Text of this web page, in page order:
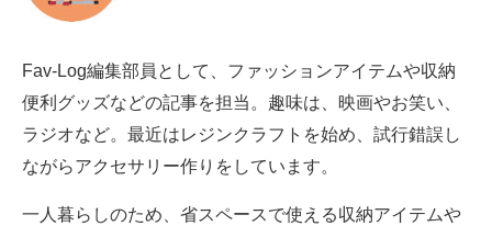
エネルギーの専門メディア
建設×テクノロジーの最前線
ちょっと気になるネットの話題
Fav-Log編集部員として、ファッションアイテムや収納
便利グッズなどの記事を担当。趣味は、映画やお笑い、
ラジオなど。最近はレジンクラフトを始め、試行錯誤し
ながらアクセサリー作りをしています。
一人暮らしのため、省スペースで使える収納アイテムや